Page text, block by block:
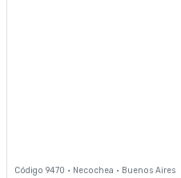
Código 9470 · Necochea · Buenos Aires